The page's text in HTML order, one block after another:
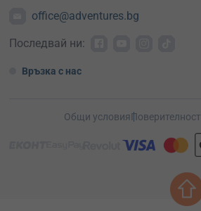
office@adventures.bg
Последвай ни:
Връзка с нас
Общи условияПоверителност